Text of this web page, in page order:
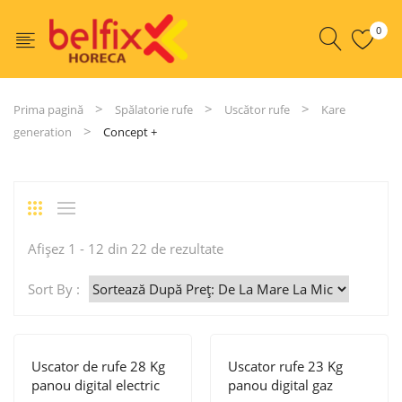
0
Prima pagină Spălatorie rufe Uscător rufe
Kare
generation
Concept +
Afișez 1 - 12 din 22 de rezultateSortat
după
preț:
mare
Sort By :
Uscator de rufe 28 Kg
panou digital electric
Uscator rufe 23 Kg
panou digital gaz